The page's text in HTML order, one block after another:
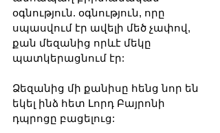
օգնություն. օգնություն, որը
սպասվում էր ավելի մեծ չափով,
քան մեզանից որևէ մեկը
պատկերացնում էր:
Ձեզանից մի քանիսը հենց նոր են
եկել ինձ հետ Լորդ Բայրոնի
դպրոցը բացելուց: